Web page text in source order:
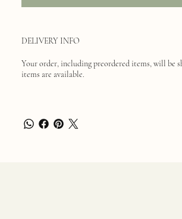
DELIVERY INFO
Your order, including preordered items, will be
items are available.